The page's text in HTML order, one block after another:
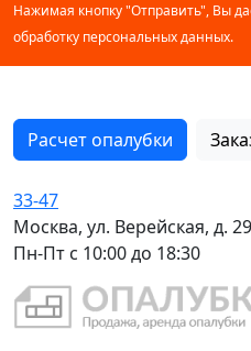
Нажимая кнопку "Отправить", Вы
обработку персональных данных.
Расчет опалубки
33-47
Москва, ул. Верейская, д.
Пн-Пт с 10:00 до 18:30